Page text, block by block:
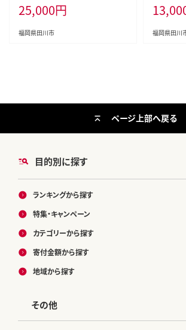
せち料理 重箱 お正月 冷凍おせち
縁起物 祝箸付 福岡 年末配送
25,000円
福岡県田川市
り寄せ 福
ルメ 福
品
福岡県田川
目的別に探す
ランキングから探す
特集・キャンペーン
カテゴリーから探す
寄付金額から探す
地域から探す
その他
ページ上部へ戻る